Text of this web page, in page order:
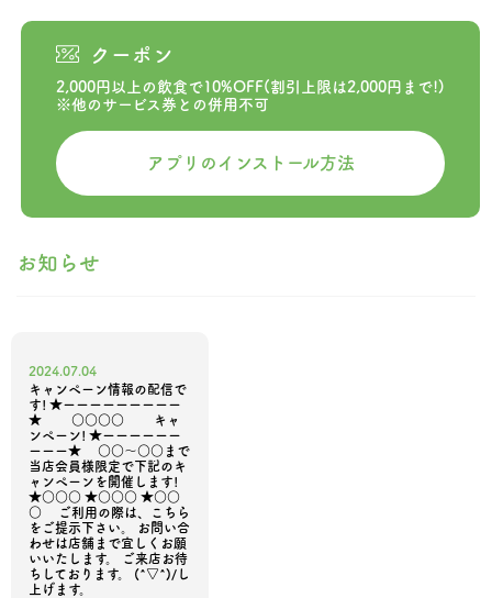
クーポン
2,000円以上の飲食で10%OFF(割引上限は2,000円まで!)
※他のサービス券との併用不可
アプリのインストール方法
お知らせ
2024.07.04
キャンペーン情報の配信で
す! ★ーーーーーーーーー
★ ○○○○ キャ
ンペーン! ★ーーーーーー
ーーー★ ○○～○○まで
当店会員様限定で下記のキ
ャンペーンを開催します!
★○○○ ★○○○ ★○○
○ ご利用の際は、こちら
をご提示下さい。 お問い合
わせは店舗まで宜しくお願
いいたします。 ご来店お待
ちしております。 (^▽^)/し
上げます。